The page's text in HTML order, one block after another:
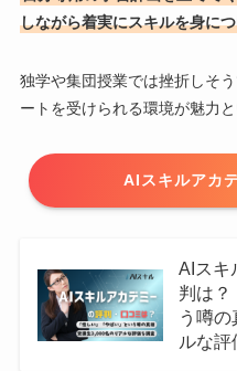
しながら着実にスキルを身に
独学や集団授業では挫折しそ
ートを受けられる環境が魅力と
AIスキルアカ
AIスキ
判は？
う噂
ルな